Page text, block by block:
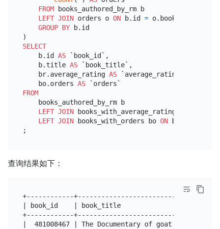
FROM books_authored_by_rm b
LEFT JOIN orders o ON b.id = o.book_id
GROUP BY b.id
SELECT
    b.id
AS `book_id`,
    b.title
AS `book_title`,
    br.average_rating
AS `average_rating`,
    bo.orders
AS
FROM
    books_authored_by_rm b
LEFT JOIN books_with_average_ratings br
LEFT JOIN books_with_orders bo ON b.id
查询结果如下：
+------------+-------------------------
| book_id    | book_title              |
+------------+-------------------------
|  481008467 | The Documentary of goat |